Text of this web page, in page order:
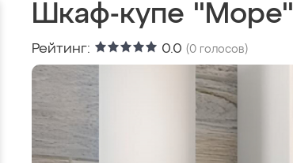
Шкаф-купе "Море"
Рейтинг: 0.0 (0 голосов)